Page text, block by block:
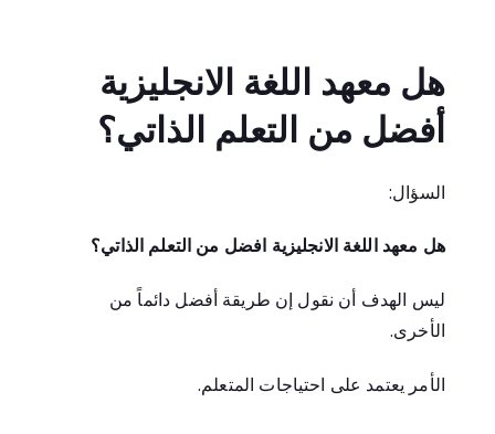
هل معهد اللغة الانجليزية
أفضل من التعلم الذاتي؟
السؤال:
هل معهد اللغة الانجليزية افضل من التعلم الذاتي؟
ليس الهدف أن نقول إن طريقة أفضل دائماً من
الأخرى.
الأمر يعتمد على احتياجات المتعلم.